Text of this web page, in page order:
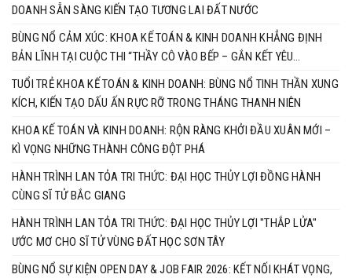
DOANH SẴN SÀNG KIẾN TẠO TƯƠNG LAI ĐẤT NƯỚC
BÙNG NỔ CẢM XÚC: KHOA KẾ TOÁN & KINH DOANH KHẲNG ĐỊNH
BẢN LĨNH TẠI CUỘC THI “THẦY CÔ VÀO BẾP – GẮN KẾT YÊU
THƯƠNG”
TUỔI TRẺ KHOA KẾ TOÁN & KINH DOANH: BÙNG NỔ TINH THẦN XUNG
KÍCH, KIẾN TẠO DẤU ẤN RỰC RỠ TRONG THÁNG THANH NIÊN
KHOA KẾ TOÁN VÀ KINH DOANH: RỘN RÀNG KHỞI ĐẦU XUÂN MỚI –
KÌ VỌNG NHỮNG THÀNH CÔNG ĐỘT PHÁ
HÀNH TRÌNH LAN TỎA TRI THỨC: ĐẠI HỌC THỦY LỢI ĐỒNG HÀNH
CÙNG SĨ TỬ BẮC GIANG
HÀNH TRÌNH LAN TỎA TRI THỨC: ĐẠI HỌC THỦY LỢI "THẮP LỬA"
ƯỚC MƠ CHO SĨ TỬ VÙNG ĐẤT HỌC SƠN TÂY
BÙNG NỔ SỰ KIỆN OPEN DAY & JOB FAIR 2026: KẾT NỐI KHÁT VỌNG,